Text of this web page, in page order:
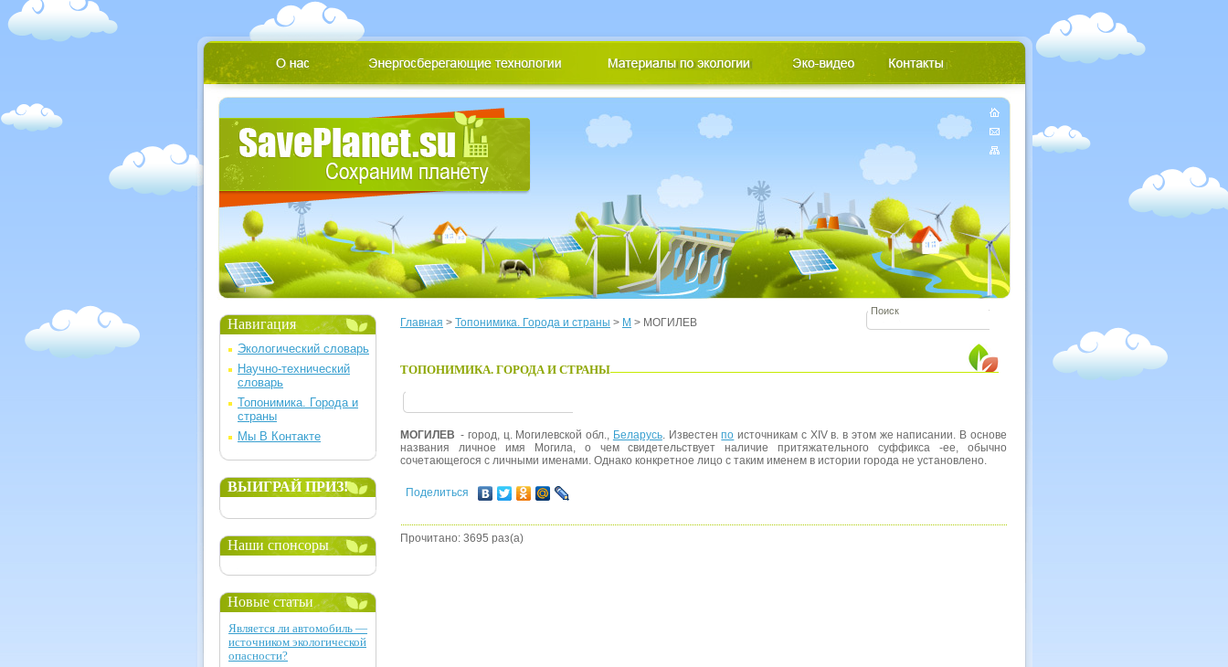
Главная > Топонимика. Города и страны > М > МОГИЛЕВ
ТОПОНИМИКА. ГОРОДА И СТРАНЫ
МОГИЛЕВ - город, ц. Могилевской обл., Беларусь. Известенпо источникам с XIV в. в этом же написании. В основе
названия личное имя Могила, о чем свидетельствует наличие притяжательного суффикса -ее, обычно
сочетающегося с личными именами. Однако конкретное лицо с таким именем в истории города не установлено.
Поделиться
Прочитано: 3695 раз(а)
Навигация
Экологический словарь
Научно-технический
словарь
Топонимика. Города и
страны
Мы В Контакте
ВЫИГРАЙ ПРИЗ!
Наши спонсоры
Новые статьи
Является ли автомобиль —
источником экологической
опасности?